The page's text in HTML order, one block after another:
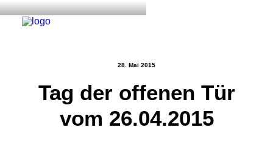
Start
28. Mai 2015
Tag der offenen Tür
vom 26.04.2015